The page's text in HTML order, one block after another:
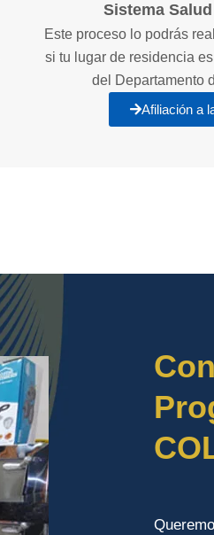
Sistema
Este proceso lo podrás
si tu lugar de residencia
del Departamento
Afiliación a